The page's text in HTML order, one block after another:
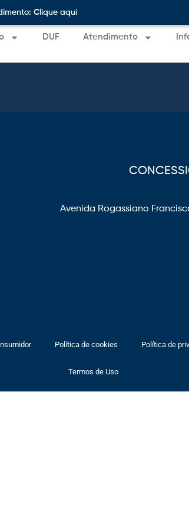
DUF Atendimento
Clique aqui
Avenida Rogassiano
Política de cookies Política de
Termos de Uso